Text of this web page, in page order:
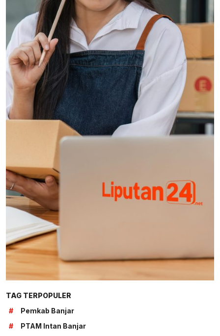
TAG TERPOPULER
#
Pemkab Banjar
#
PTAM Intan Banjar